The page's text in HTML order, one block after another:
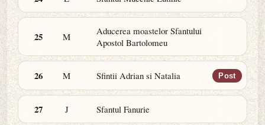
25 M
Aducerea moastelor Sfantului
Apostol Bartolomeu
26 M Sfintii Adrian si Natalia Post
27 J Sfantul Fanurie